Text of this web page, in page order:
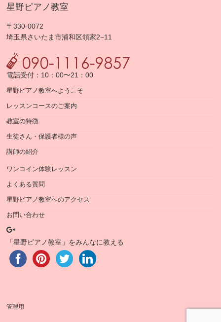
星野ピアノ教室
〒330-0072
埼玉県さいたま市浦和区領家2−11
電話受付：10：00〜21：00
星野ピアノ教室へようこそ
レッスンコースのご案内
教室の特徴
生徒さん・保護者様の声
講師の紹介
ワンコイン体験レッスン
よくある質問
星野ピアノ教室へのアクセス
お問い合わせ
「星野ピアノ教室」をみんなに教える
管理用